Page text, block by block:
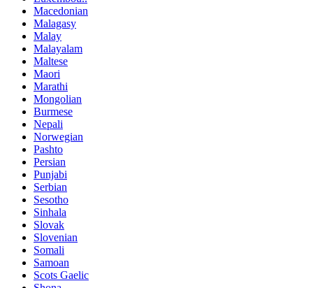
Macedonian
Malagasy
Malay
Malayalam
Maltese
Maori
Marathi
Mongolian
Burmese
Nepali
Norwegian
Pashto
Persian
Punjabi
Serbian
Sesotho
Sinhala
Slovak
Slovenian
Somali
Samoan
Scots Gaelic